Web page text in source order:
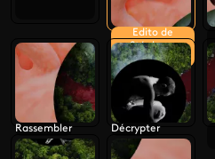
Edito de
Stéphane
Sitbon-Gomez
Rassembler Décrypter